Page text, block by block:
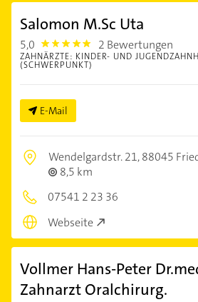
Salomon M.Sc Uta
5,0 5.0 2 Bewertungen
ZAHNÄRZTE: KINDER- UND
(SCHWERPUNKT)
E-Mail
Wendelgardstr. 21,88045
8,5 km
07541 2 23 36
Webseite
Vollmer Hans-Peter
Zahnarzt Oralchirurg.